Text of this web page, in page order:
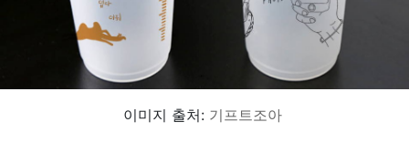
이미지 출처: 기프트조아